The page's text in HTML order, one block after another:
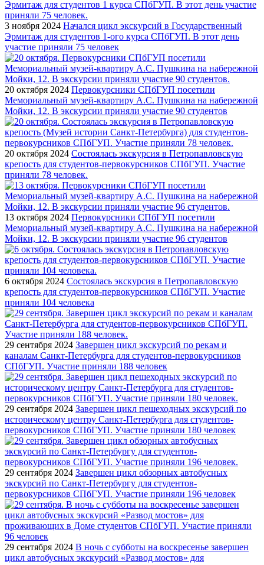
3 ноября 2024 Начался цикл экскурсий в Государственный
Эрмитаж для студентов 1-ого курса СПбГУП. В этот день
участие приняли 75 человек
20 октября 2024 Первокурсники СПбГУП посетили
Мемориальный музей-квартиру А.С. Пушкина на набережной
Мойки, 12. В экскурсии приняли участие 90 студентов
20 октября 2024 Состоялась экскурсия в Петропавловскую
крепость для студентов-первокурсников СПбГУП. Участие
приняли 78 человек.
13 октября 2024 Первокурсники СПбГУП посетили
Мемориальный музей-квартиру А.С. Пушкина на набережной
Мойки, 12. В экскурсии приняли участие 96 студентов
6 октября 2024 Состоялась экскурсия в Петропавловскую
крепость для студентов-первокурсников СПбГУП. Участие
приняли 104 человека
29 сентября 2024 Завершен цикл экскурсий по рекам и
каналам Санкт-Петербурга для студентов-первокурсников
СПбГУП. Участие приняли 188 человек
29 сентября 2024 Завершен цикл пешеходных экскурсий по
историческому центру Санкт-Петербурга для студентов-
первокурсников СПбГУП. Участие приняли 180 человек
29 сентября 2024 Завершен цикл обзорных автобусных
экскурсий по Санкт-Петербургу для студентов-
первокурсников СПбГУП. Участие приняли 196 человек
29 сентября 2024 В ночь с субботы на воскресенье завершен
цикл автобусных экскурсий «Развод мостов» для